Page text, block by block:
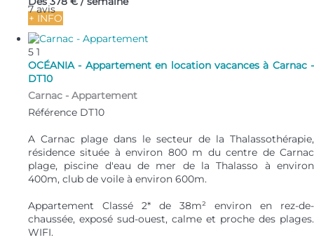
7 avis
+ INFO
5 1
OCÉANIA - Appartement en location vacances à Carnac -
DT10
Carnac - Appartement
Référence DT10
A Carnac plage dans le secteur de la Thalassothérapie,
résidence située à environ 800 m du centre de Carnac
plage, piscine d'eau de mer de la Thalasso à environ
400m, club de voile à environ 600m.
Appartement Classé 2* de 38m² environ en rez-de-
chaussée, exposé sud-ouest, calme et proche des plages.
WIFI.